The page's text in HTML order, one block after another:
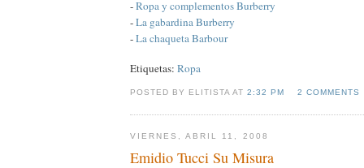
-Ropa y complementos Burberry
-La gabardina Burberry
-La chaqueta Barbour
Etiquetas: Ropa
POSTED BY ELITISTA AT2:32 PM 2 COMMENTS
VIERNES, ABRIL 11, 2008
Emidio Tucci Su Misura